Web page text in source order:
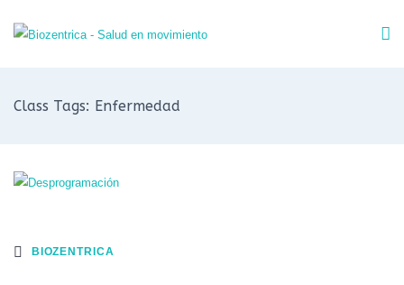
Class Tags: Enfermedad
BIOZENTRICA